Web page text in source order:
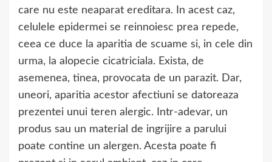
care nu este neaparat ereditara. In acest caz,
celulele epidermei se reinnoiesc prea repede,
ceea ce duce la aparitia de scuame si, in cele din
urma, la alopecie cicatriciala. Exista, de
asemenea, tinea, provocata de un parazit. Dar,
uneori, aparitia acestor afectiuni se datoreaza
prezentei unui teren alergic. Intr-adevar, un
produs sau un material de ingrijire a parului
poate contine un alergen. Acesta poate fi